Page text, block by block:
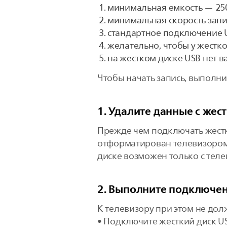
минимальная емкость —
минимальная скорость
стандартное подключение
желательно, чтобы у
на жестком диске USB нет
Чтобы начать запись,
1. Удалите данные с
Прежде чем подключать
отформатирован
диске возможен только с
2. Выполните
К телевизору при этом не
• Подключите жесткий диск